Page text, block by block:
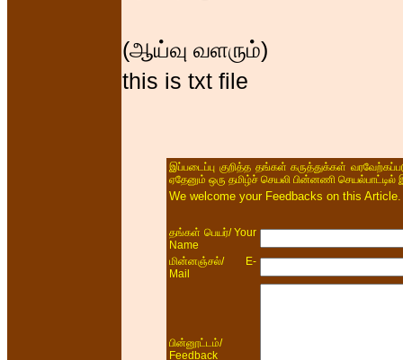
(ஆய்வு வளரும்)
this is txt file
இப்படைப்பு குறித்த தங்கள் கருத்துக்கள்
ஏதேனும் ஒரு தமிழ்ச் செயலி பின்னணி
We welcome your Feedbacks on this
தங்கள் பெயர்/ Your
Name
மின்னஞ்சல்/ E-
Mail
பின்னூட்டம்/
Feedback